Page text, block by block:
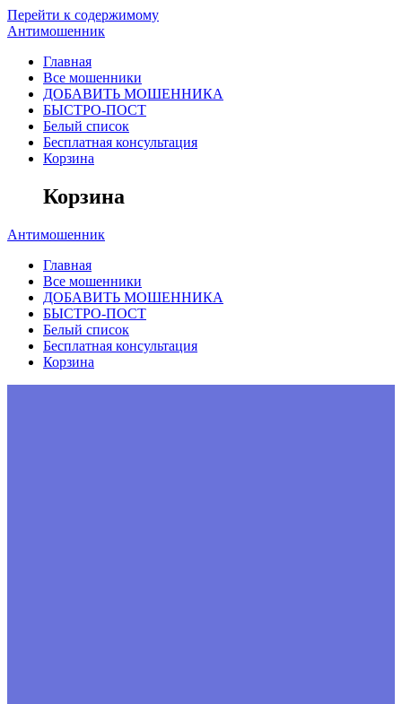
Перейти к содержимому
Антимошенник
Главная
Все мошенники
ДОБАВИТЬ МОШЕННИКА
БЫСТРО-ПОСТ
Белый список
Бесплатная консультация
Корзина
Корзина
Антимошенник
Главная
Все мошенники
ДОБАВИТЬ МОШЕННИКА
БЫСТРО-ПОСТ
Белый список
Бесплатная консультация
Корзина